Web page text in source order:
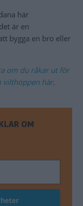
här
är en
bygga en bro eller
om du råkar ut för
vilthoppen här.
OM